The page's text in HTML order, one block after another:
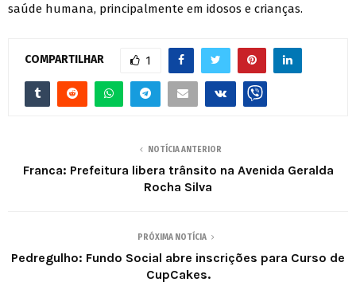
saúde humana, principalmente em idosos e crianças.
COMPARTILHAR 1
NOTÍCIA ANTERIOR
Franca: Prefeitura libera trânsito na Avenida Geralda
Rocha Silva
PRÓXIMA NOTÍCIA
Pedregulho: Fundo Social abre inscrições para Curso de
CupCakes.